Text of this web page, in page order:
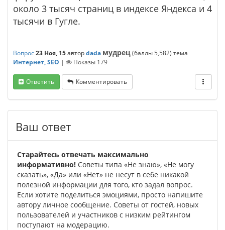
около 3 тысяч страниц в индексе Яндекса и 4
тысячи в Гугле.
Вопрос23 Ноя, 15авторdada мудрец(баллы5,582) тема
Интернет, SEO | Показы 179
Ответить Комментировать
Ваш ответ
Старайтесь отвечать максимально
информативно! Советы типа «Не знаю», «Не могу
сказать», «Да» или «Нет» не несут в себе никакой
полезной информации для того, кто задал вопрос.
Если хотите поделиться эмоциями, просто напишите
автору личное сообщение. Советы от гостей, новых
пользователей и участников с низким рейтингом
поступают на модерацию.